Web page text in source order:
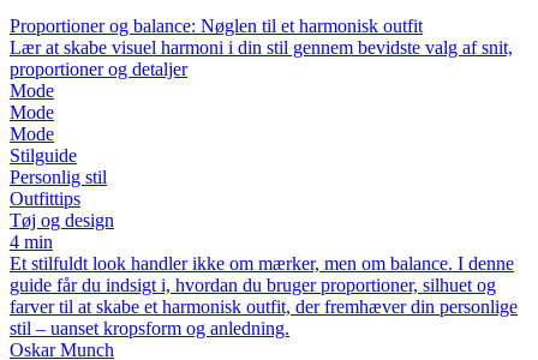
Proportioner og balance: Nøglen til et harmonisk outfit
Lær at skabe visuel harmoni i din stil gennem bevidste valg af snit,
proportioner og detaljer
Mode
Mode
Mode
Stilguide
Personlig stil
Outfittips
Tøj og design
4 min
Et stilfuldt look handler ikke om mærker, men om balance. I denne
guide får du indsigt i, hvordan du bruger proportioner, silhuet og
farver til at skabe et harmonisk outfit, der fremhæver din personlige
stil – uanset kropsform og anledning.
Oskar Munch